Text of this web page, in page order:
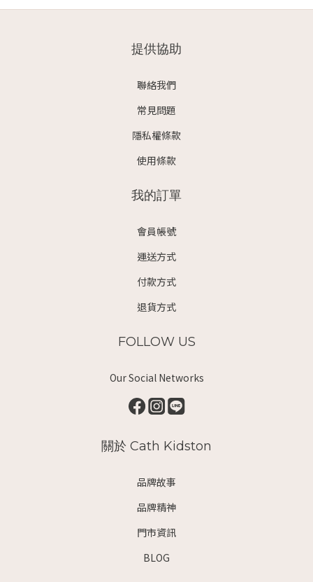
提供協助
聯絡我們
常見問題
隱私權條款
使用條款
我的訂單
會員帳號
運送方式
付款方式
退貨方式
FOLLOW US
Our Social Networks
關於 Cath Kidston
品牌故事
品牌精神
門市資訊
BLOG